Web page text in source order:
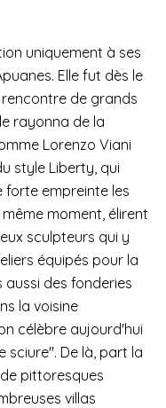
uniquement à ses
Elle fut dès le
de grands
rayonna de la
Lorenzo Viani
style Liberty, qui
forte empreinte les
moment, élirent
sculpteurs qui y
équipés pour la
aussi des fonderies
la voisine
célèbre aujourd'hui
sciure". De là, part la
pittoresques
villas